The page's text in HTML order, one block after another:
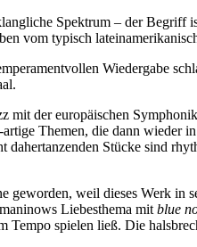
Spektrum – der Begriff
vom typisch
Wiedergabe
mit der europäischen
Themen, die dann wieder
Stücke sind
weil dieses Werk in
Liebesthema mit blue
spielen ließ. Die